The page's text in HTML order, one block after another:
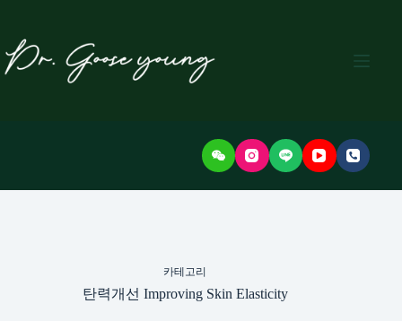
로
카테고리
탄력개선 Improving Skin Elasticity